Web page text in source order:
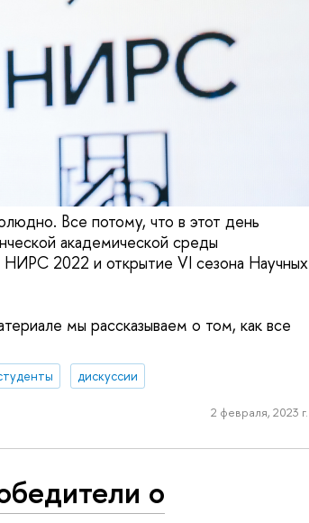
Все потому, что в этот день
академической среды
2022 и открытие VI сезона Научных
мы рассказываем о том, как все
дискуссии
2 февраля, 2023 г.
о